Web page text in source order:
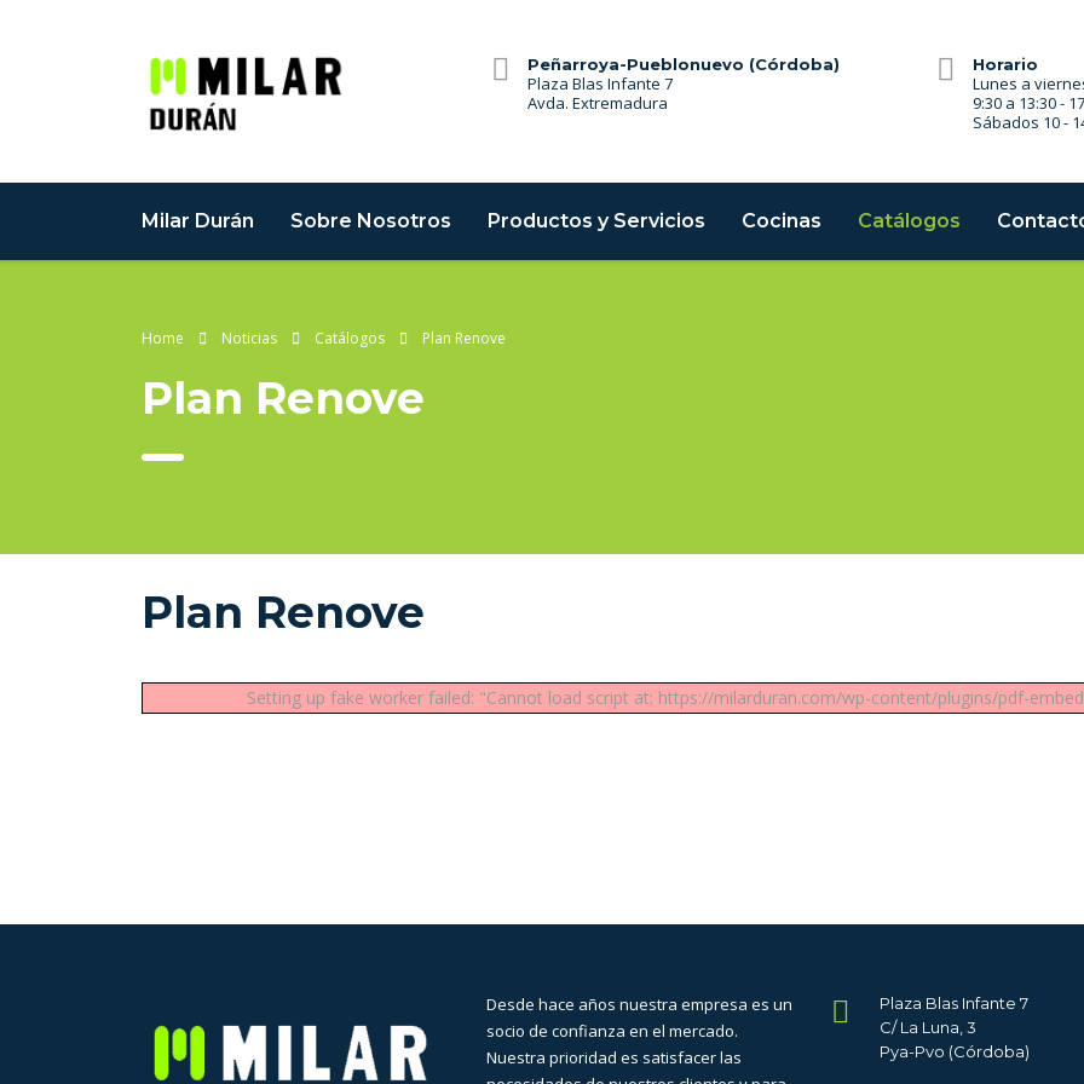
Peñarroya-Pueblonuevo (Córdoba)
Plaza Blas Infante 7
Avda. Extremadura
Horario
Lunes a
9:30 a 13:30 -
Sábados 10 -
Milar Durán Sobre Nosotros Productos y Servicios Cocinas Catálogos
Home Noticias Catálogos Plan Renove
Plan Renove
Plan Renove
Setting up fake worker failed: "Cannot load script at: https://milarduran.com/wp-content/plugins/pdf-
Desde hace años nuestra empresa es un
socio de confianza en el mercado.
Nuestra prioridad es satisfacer las
Plaza Blas Infante 7
C/ La Luna, 3
Pya-Pvo (Córdoba)